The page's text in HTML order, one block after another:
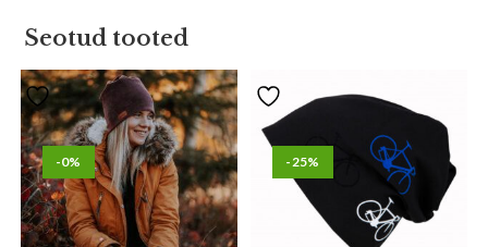
Seotud tooted
-0% -25%